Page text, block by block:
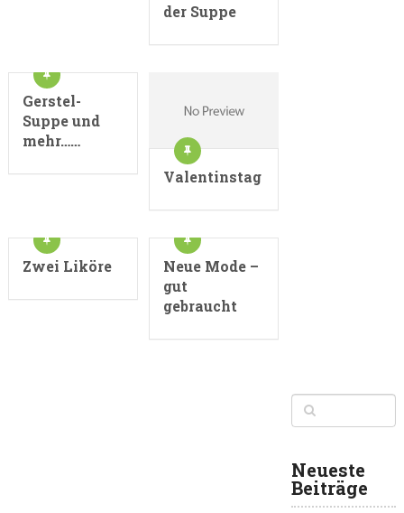
der Suppe
Gerstel-
Suppe und
mehr……
Valentinstag
Zwei Liköre
Neue Mode –
gut
gebraucht
Neueste
Beiträge